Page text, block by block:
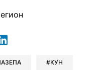
Facebook
в Xв Viber
в Whatsapp
в Messenger
отправить в LinkedIn
КУН